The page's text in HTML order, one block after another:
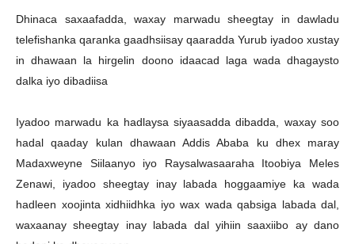
Dhinaca saxaafadda, waxay marwadu sheegtay in dawladu
telefishanka qaranka gaadhsiisay qaaradda Yurub iyadoo xustay
in dhawaan la hirgelin doono idaacad laga wada dhagaysto
dalka iyo dibadiisa
Iyadoo marwadu ka hadlaysa siyaasadda dibadda, waxay soo
hadal qaaday kulan dhawaan Addis Ababa ku dhex maray
Madaxweyne Siilaanyo iyo Raysalwasaaraha Itoobiya Meles
Zenawi, iyadoo sheegtay inay labada hoggaamiye ka wada
hadleen xoojinta xidhiidhka iyo wax wada qabsiga labada dal,
waxaanay sheegtay inay labada dal yihiin saaxiibo ay dano